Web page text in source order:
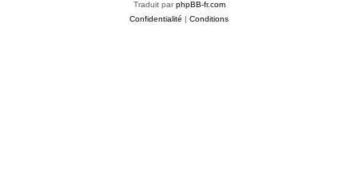
Traduit parphpBB-fr.com
Confidentialité | Conditions